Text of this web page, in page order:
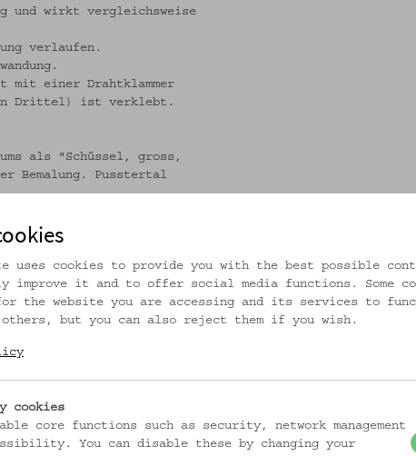
und wirkt vergleichsweise
verlaufen.
mit einer Drahtklammer
Drittel) ist verklebt.
als "Schüssel, gross,
Bemalung. Pusstertal
oemv29773
uses cookies to provide you with the best possible
improve it and to offer social media functions. Some
the website you are accessing and its services to
others, but you can also reject them if you wish.
cookies
core functions such as security, network management
You can disable these by changing your